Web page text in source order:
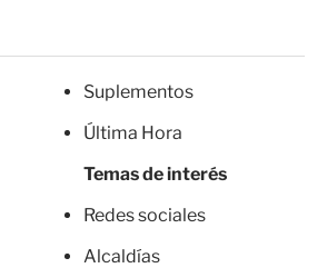
Suplementos
Última Hora
Temas de interés
Redes sociales
Alcaldías